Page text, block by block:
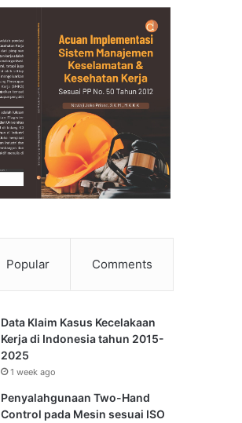
Popular Comments
Data Klaim Kasus Kecelakaan
Kerja di Indonesia tahun 2015-
2025
1 week ago
Penyalahgunaan Two-Hand
Control pada Mesin sesuai ISO